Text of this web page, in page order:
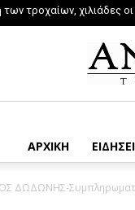
τροχαίων, χιλιάδες
ΑΡΧΙΚΗ
ΔΩΔΩΝΗΣ-